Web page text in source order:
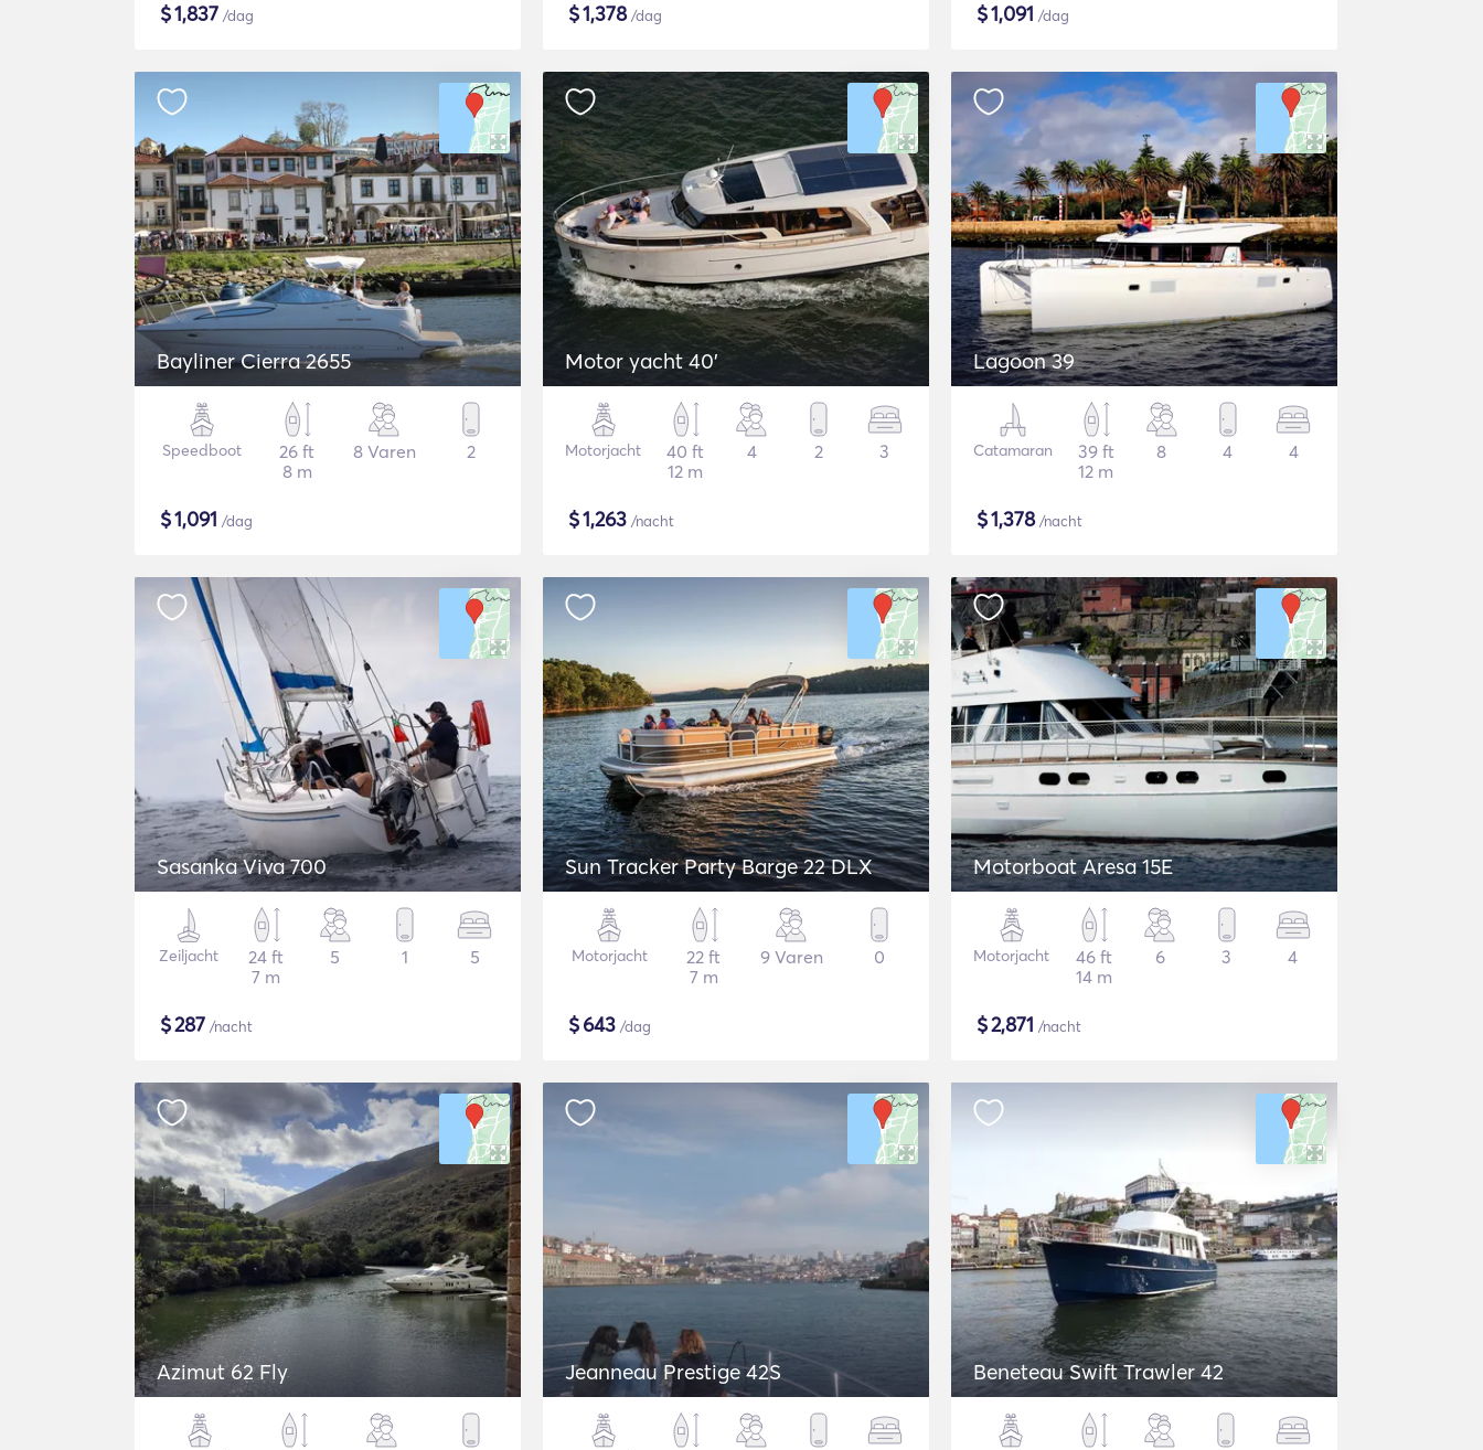
$1,837 /dag $1,378/dag $1,091 /dag
Bayliner Cierra 2655
Speedboot
26 ft
8 m
8 Varen 2
$1,091 /dag
Motor yacht 40'
Motorjacht
40 ft
12 m
4 2 3
$1,263 /nacht
Lagoon 39
Catamaran
39 ft
12 m
8 4 4
$1,378/nacht
Sasanka Viva 700
Zeiljacht
24 ft
7 m
5 1 5
$287 /nacht
Sun Tracker Party Barge 22 DLX
Motorjacht
22 ft
7 m
9 Varen 0
$643 /dag
Motorboat Aresa 15E
Motorjacht
46 ft
14 m
6 3 4
$2,871 /nacht
Azimut 62 Fly Jeanneau Prestige 42S Beneteau Swift Trawler 42